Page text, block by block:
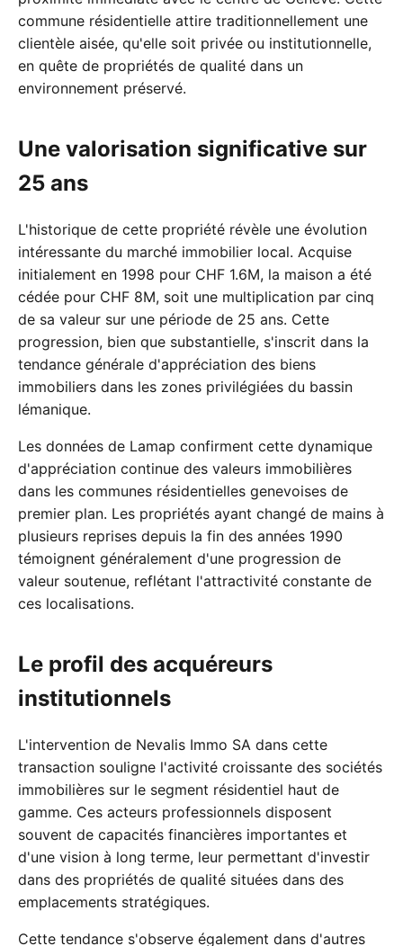
commune résidentielle attire traditionnellement une
clientèle aisée, qu'elle soit privée ou institutionnelle,
en quête de propriétés de qualité dans un
environnement préservé.
Une valorisation significative sur
25 ans
L'historique de cette propriété révèle une évolution
intéressante du marché immobilier local. Acquise
initialement en 1998 pour CHF 1.6M, la maison a été
cédée pour CHF 8M, soit une multiplication par cinq
de sa valeur sur une période de 25 ans. Cette
progression, bien que substantielle, s'inscrit dans la
tendance générale d'appréciation des biens
immobiliers dans les zones privilégiées du bassin
lémanique.
Les données de Lamap confirment cette dynamique
d'appréciation continue des valeurs immobilières
dans les communes résidentielles genevoises de
premier plan. Les propriétés ayant changé de mains à
plusieurs reprises depuis la fin des années 1990
témoignent généralement d'une progression de
valeur soutenue, reflétant l'attractivité constante de
ces localisations.
Le profil des acquéreurs
institutionnels
L'intervention de Nevalis Immo SA dans cette
transaction souligne l'activité croissante des sociétés
immobilières sur le segment résidentiel haut de
gamme. Ces acteurs professionnels disposent
souvent de capacités financières importantes et
d'une vision à long terme, leur permettant d'investir
dans des propriétés de qualité situées dans des
emplacements stratégiques.
Cette tendance s'observe également dans d'autres